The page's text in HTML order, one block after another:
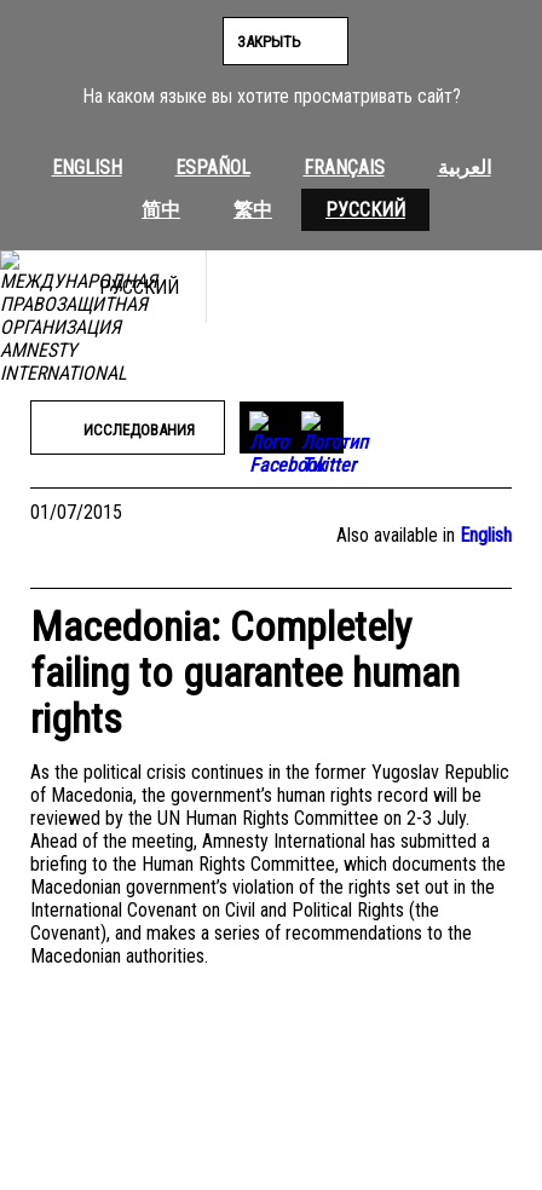
На каком языке вы хотите просматривать сайт?
ENGLISH ESPAÑOL FRANÇAIS
العربية
简中
繁中 РУССКИЙ
ЗАКРЫТЬ
РУССКИЙ
ИССЛЕДОВАНИЯ
01/07/2015
Also available in English
Macedonia: Completely
failing to guarantee human
rights
As the political crisis continues in the former Yugoslav Republic
of Macedonia, the government’s human rights record will be
reviewed by the UN Human Rights Committee on 2-3 July.
Ahead of the meeting, Amnesty International has submitted a
briefing to the Human Rights Committee, which documents the
Macedonian government’s violation of the rights set out in the
International Covenant on Civil and Political Rights (the
Covenant), and makes a series of recommendations to the
Macedonian authorities.